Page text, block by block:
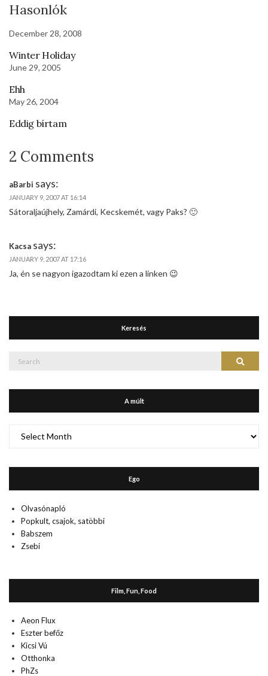
Hasonlók
December 28, 2008
Winter Holiday
June 29, 2005
Ehh
May 26, 2004
Eddig bírtam
2 Comments
aBarbi says:
JANUARY 9, 2007 AT 16:14
Sátoraljaújhely, Zamárdi, Kecskemét, vagy Paks? 🙂
Kacsa says:
JANUARY 9, 2007 AT 17:16
Ja, én se nagyon igazodtam ki ezen a linken 😉
Keresés
Search
A múlt
múlt
Ego
Olvasónapló
Popkult, csajok, satöbbi
Babszem
Zsebi
Film, Fun, Food
Aeon Flux
Eszter befőz
Kicsi Vú
Otthonka
PhZs